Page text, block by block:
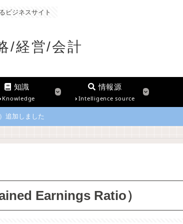
ビジネスサイト
/経営/会計
知識
Knowledge
情報源
Intelligence source
追加しました
Earnings Ratio）